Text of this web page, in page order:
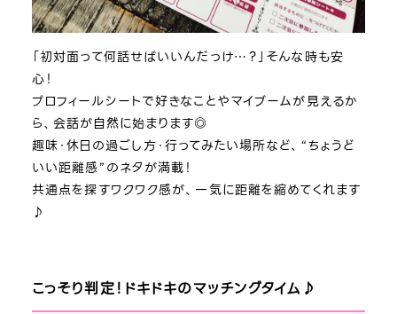
「初対面って何話せばいいんだっけ…？」そんな時も安
心！
プロフィールシートで好きなことやマイブームが見えるか
ら、会話が自然に始まります◎
趣味・休日の過ごし方・行ってみたい場所など、“ちょうど
いい距離感”のネタが満載！
共通点を探すワクワク感が、一気に距離を縮めてくれます
♪
こっそり判定！ドキドキのマッチングタイム♪